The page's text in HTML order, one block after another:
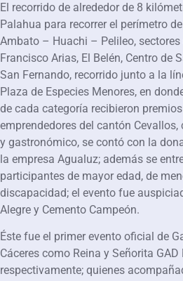
El recorrido de alrededor de 8
Palahua para recorrer el perímetro
Ambato – Huachi – Pelileo,
Francisco Arias, El Belén, Centro de
San Fernando, recorrido junto a la
Plaza de Especies Menores, en
de cada categoría recibieron
emprendedores del cantón
y gastronómico, se contó con la
la empresa Agualuz; además se
participantes de mayor edad, de
discapacidad; el evento fue
Alegre y Cemento Campeón.
Éste fue el primer evento oficial de
Cáceres como Reina y Señorita
respectivamente; quienes